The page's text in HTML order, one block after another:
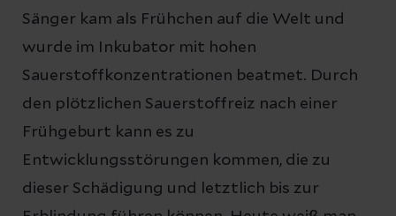
Sänger kam als Frühchen auf die Welt und
wurde im Inkubator mit hohen
Sauerstoffkonzentrationen beatmet. Durch
den plötzlichen Sauerstoffreiz nach einer
Frühgeburt kann es zu
Entwicklungsstörungen kommen, die zu
dieser Schädigung und letztlich bis zur